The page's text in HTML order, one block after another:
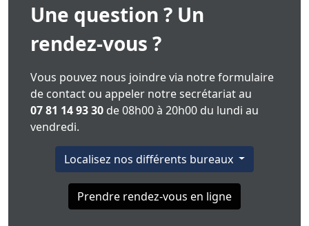
Une question ? Un
rendez-vous ?
Vous pouvez nous joindre via notre formulaire
de contact ou appeler notre secrétariat au
07 81 14 93 30 de 08h00 à 20h00 du lundi au
vendredi.
Localisez nos différents bureaux
Prendre rendez-vous en ligne